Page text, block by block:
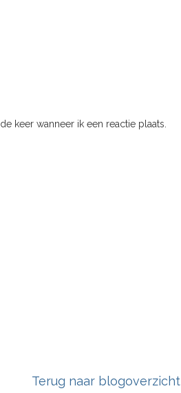
keer wanneer ik een reactie plaats.
Terug naar blogoverzicht